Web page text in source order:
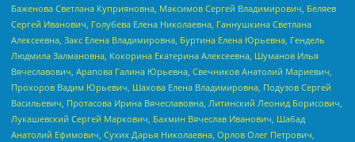
Баженова Светлана Куприяновна, Максимов Сергей Владимирович, Беляев
Сергей Иванович, Голубева Елена Николаевна, Ганнушкина Светлана
Алексеевна, Закс Елена Владимировна, Буртина Елена Юрьевна, Гендель
Людмила Залмановна, Кокорина Екатерина Алексеевна, Шуманов Илья
Вячеславович, Арапова Галина Юрьевна, Свечников Анатолий Мариевич,
Прохоров Вадим Юрьевич, Шахова Елена Владимировна, Подузов Сергей
Васильевич, Протасова Ирина Вячеславовна, Литинский Леонид Борисович,
Лукашевский Сергей Маркович, Бахмин Вячеслав Иванович, Шабад
Анатолий Ефимович, Сухих Дарья Николаевна, Орлов Олег Петрович,